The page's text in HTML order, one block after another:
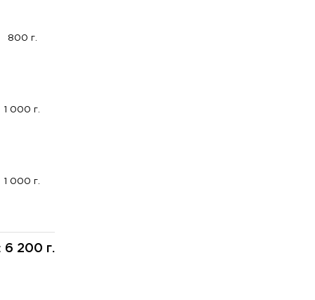
800 г.
1 000 г.
1 000 г.
6 200 г.